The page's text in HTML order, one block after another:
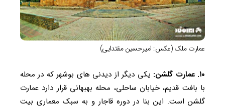
عمارت ملک (عکس: امیرحسین مقتدایی)
۱۰. عمارت گلشن:
یکی دیگر از دیدنی‌ های بوشهر که در محله
با بافت قدیم، خیابان ساحلی، محله بهبهانی قرار دارد عمارت
گلشن است. این بنا در دوره قاجار و به سبک معماری بیت